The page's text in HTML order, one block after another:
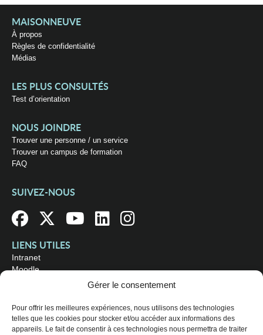
Gérer le consentement
Pour offrir les meilleures expériences, nous utilisons des technologies
telles que les cookies pour stocker et/ou accéder aux informations des
appareils. Le fait de consentir à ces technologies nous permettra de traiter
MAISONNEUVE
À propos
Règles de confidentialité
Médias
LES PLUS CONSULTÉS
Test d’orientation
NOUS JOINDRE
Trouver une personne / un service
Trouver un campus de formation
FAQ
SUIVEZ-NOUS
LIENS UTILES
Intranet
Moodle
OÙ NOUS TROUVER
Campus principal